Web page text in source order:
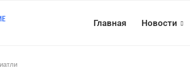
Главная Новости